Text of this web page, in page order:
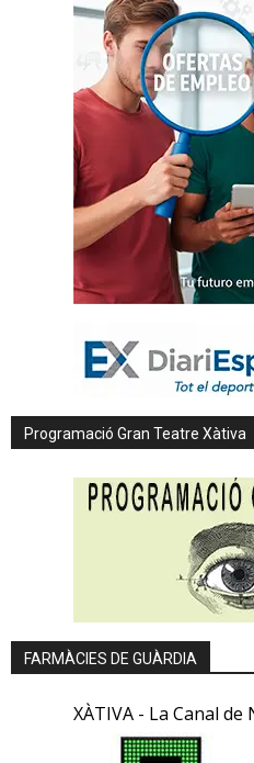
Programació Gran Teatre Xàtiva
FARMÀCIES DE GUÀRDIA
XÀTIVA - La Canal de